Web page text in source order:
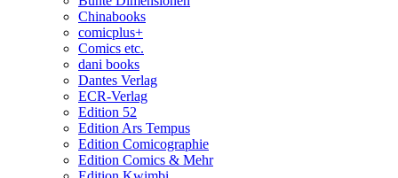
Chinabooks
comicplus+
Comics etc.
dani books
Dantes Verlag
ECR-Verlag
Edition 52
Edition Ars Tempus
Edition Comicographie
Edition Comics & Mehr